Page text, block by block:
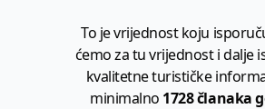
To je vrijednost koju
ćemo za tu vrijednost i dalje
kvalitetne turističke
minimalno 1728 članaka